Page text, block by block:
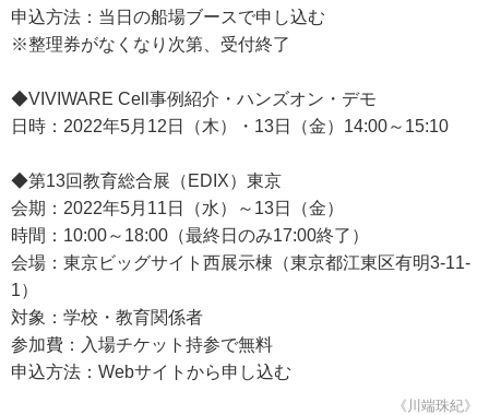
申込方法：当日の船場ブースで申し込む
※整理券がなくなり次第、受付終了
◆VIVIWARE Cell事例紹介・ハンズオン・デモ
日時：2022年5月12日（木）・13日（金）14:00～15:10
◆第13回教育総合展（EDIX）東京
会期：2022年5月11日（水）～13日（金）
時間：10:00～18:00（最終日のみ17:00終了）
会場：東京ビッグサイト西展示棟（東京都江東区有明3-11-
1）
対象：学校・教育関係者
参加費：入場チケット持参で無料
申込方法：Webサイトから申し込む
《川端珠紀》